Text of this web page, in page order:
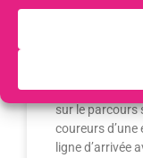
engagées sur
composée de
2 sportifs
sur le parcours
coureurs
ligne d’arrivée